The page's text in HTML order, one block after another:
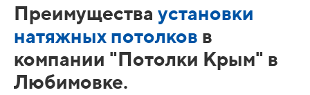
Преимущества установки
натяжных потолков в
компании "Потолки Крым" в
Любимовке.